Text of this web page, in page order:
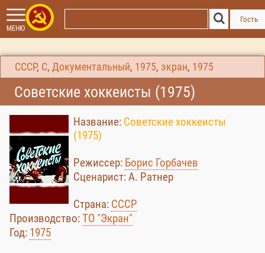
МЕНЮ
Гость
СССР, С, Документальный, 1975, экран, 1975
Советские хоккеисты (1975)
Название: Советские хоккеисты
(1975)
Режиссер: Борис Горбачев
Сценарист: А. Ратнер
Страна: СССР
Производство:ТО "Экран"
Год: 1975